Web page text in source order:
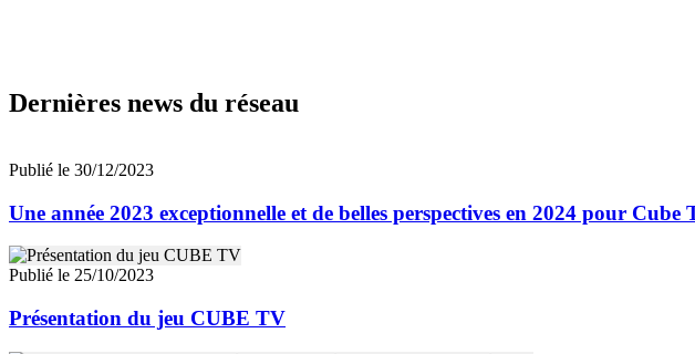
Dernières news du réseau
Publié le 30/12/2023
Une année 2023 exceptionnelle et de belles perspectives en 2024 pour Cube
Publié le 25/10/2023
Présentation du jeu CUBE TV